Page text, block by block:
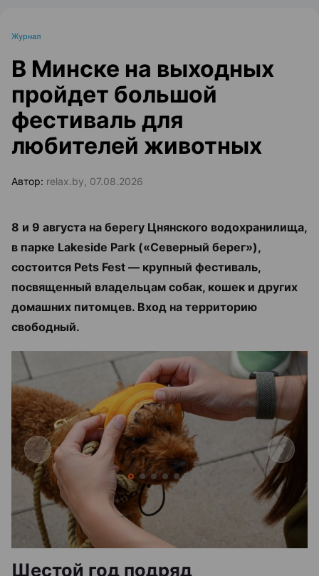
Журнал
В Минске на выходных
пройдет большой
фестиваль для
любителей животных
Автор: relax.by, 07.08.2026
8 и 9 августа на берегу Цнянского водохранилища,
в парке Lakeside Park («Северный берег»),
состоится Pets Fest — крупный фестиваль,
посвященный владельцам собак, кошек и других
домашних питомцев. Вход на территорию
свободный.
Шестой год подряд